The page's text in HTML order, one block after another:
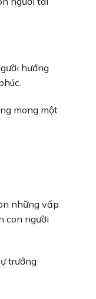
hướng
mong một
những vấp
con người
trưởng